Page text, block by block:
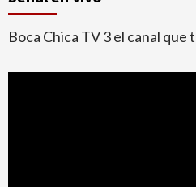
Boca Chica TV 3 el canal